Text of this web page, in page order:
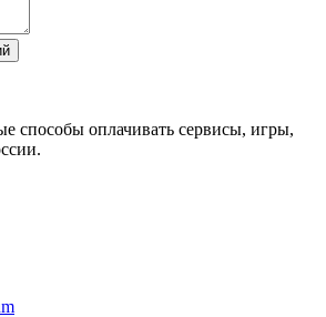
способы оплачивать сервисы, игры,